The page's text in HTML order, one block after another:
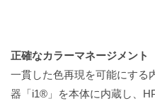
正確なカラーマネージメント
一貫した色再現を可能にする
器「i1®」を本体に内蔵し、